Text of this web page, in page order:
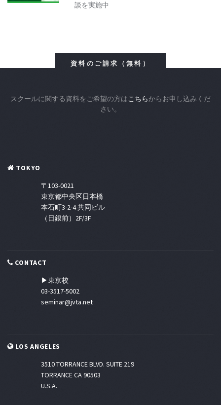
談を実施中
資料のご請求（無料）
スクールに関する資料をご希望の方はこちらからお申し込みくだ
さい。
TOKYO
〒103-0021
東京都中央区日本橋
本石町3-2-4 共同ビル
（日銀前）2F/3F
CONTACT
▶東京校
03-3517-5002
seminar@jvta.net
LOS ANGELES
3510 TORRANCE BLVD. SUITE 219
TORRANCE CA 90503
U.S.A.